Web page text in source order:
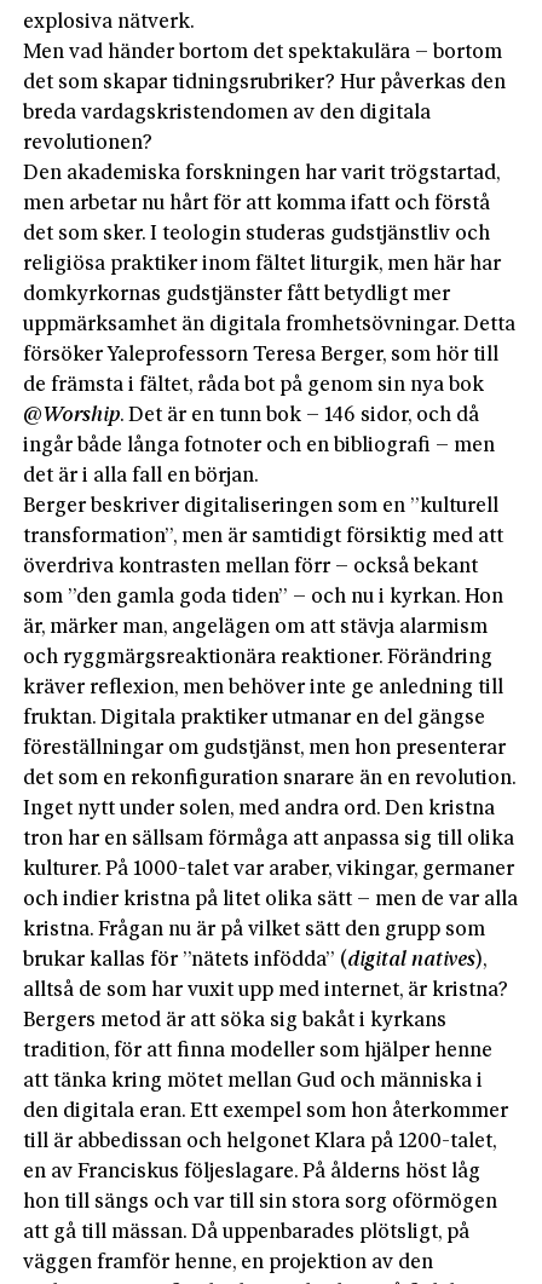
explosiva nätverk.
Men vad händer bortom det spektakulära – bortom
det som skapar tidningsrubriker? Hur påverkas den
breda vardagskristendomen av den digitala
revolutionen?
Den akademiska forskningen har varit trögstartad,
men arbetar nu hårt för att komma ifatt och förstå
det som sker. I teologin studeras gudstjänstliv och
religiösa praktiker inom fältet liturgik, men här har
domkyrkornas gudstjänster fått betydligt mer
uppmärksamhet än digitala fromhetsövningar. Detta
försöker Yaleprofessorn Teresa Berger, som hör till
de främsta i fältet, råda bot på genom sin nya bok
@Worship. Det är en tunn bok – 146 sidor, och då
ingår både långa fotnoter och en bibliografi – men
det är i alla fall en början.
Berger beskriver digitaliseringen som en ”kulturell
transformation”, men är samtidigt försiktig med att
överdriva kontrasten mellan förr – också bekant
som ”den gamla goda tiden” – och nu i kyrkan. Hon
är, märker man, angelägen om att stävja alarmism
och ryggmärgsreaktionära reaktioner. Förändring
kräver reflexion, men behöver inte ge anledning till
fruktan. Digitala praktiker utmanar en del gängse
föreställningar om gudstjänst, men hon presenterar
det som en rekonfiguration snarare än en revolution.
Inget nytt under solen, med andra ord. Den kristna
tron har en sällsam förmåga att anpassa sig till olika
kulturer. På 1000-talet var araber, vikingar, germaner
och indier kristna på litet olika sätt – men de var alla
kristna. Frågan nu är på vilket sätt den grupp som
brukar kallas för ”nätets infödda” (digital natives),
alltså de som har vuxit upp med internet, är kristna?
Bergers metod är att söka sig bakåt i kyrkans
tradition, för att finna modeller som hjälper henne
att tänka kring mötet mellan Gud och människa i
den digitala eran. Ett exempel som hon återkommer
till är abbedissan och helgonet Klara på 1200-talet,
en av Franciskus följeslagare. På ålderns höst låg
hon till sängs och var till sin stora sorg oförmögen
att gå till mässan. Då uppenbarades plötsligt, på
väggen framför henne, en projektion av den